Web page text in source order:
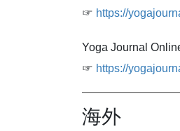
☞ https://
Yoga Journal
☞ https://
海外